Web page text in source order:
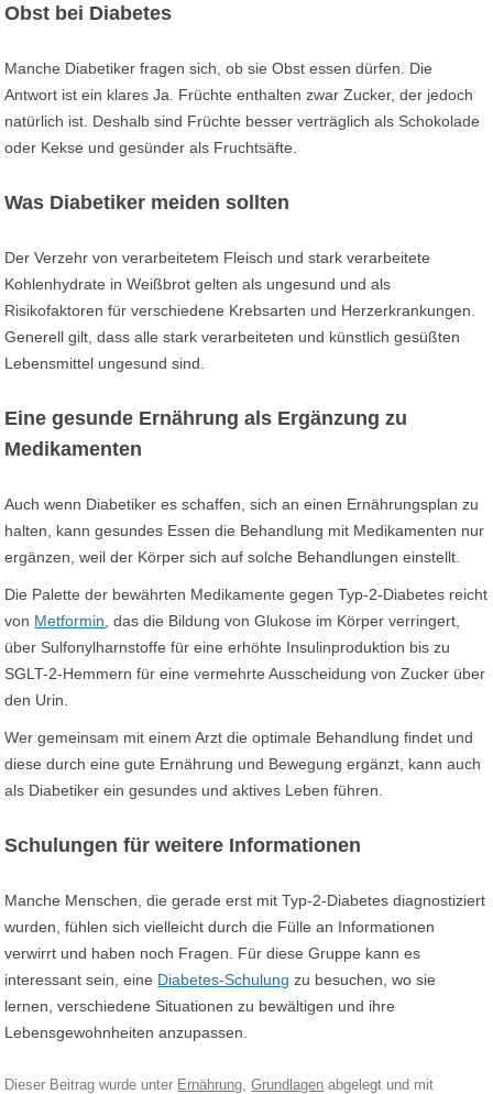
Obst bei Diabetes
Manche Diabetiker fragen sich, ob sie Obst essen dürfen. Die
Antwort ist ein klares Ja. Früchte enthalten zwar Zucker, der jedoch
natürlich ist. Deshalb sind Früchte besser verträglich als Schokolade
oder Kekse und gesünder als Fruchtsäfte.
Was Diabetiker meiden sollten
Der Verzehr von verarbeitetem Fleisch und stark verarbeitete
Kohlenhydrate in Weißbrot gelten als ungesund und als
Risikofaktoren für verschiedene Krebsarten und Herzerkrankungen.
Generell gilt, dass alle stark verarbeiteten und künstlich gesüßten
Lebensmittel ungesund sind.
Eine gesunde Ernährung als Ergänzung zu
Medikamenten
Auch wenn Diabetiker es schaffen, sich an einen Ernährungsplan zu
halten, kann gesundes Essen die Behandlung mit Medikamenten nur
ergänzen, weil der Körper sich auf solche Behandlungen einstellt.
Die Palette der bewährten Medikamente gegen Typ-2-Diabetes reicht
von Metformin , das die Bildung von Glukose im Körper verringert,
über Sulfonylharnstoffe für eine erhöhte Insulinproduktion bis zu
SGLT-2-Hemmern für eine vermehrte Ausscheidung von Zucker über
den Urin.
Wer gemeinsam mit einem Arzt die optimale Behandlung findet und
diese durch eine gute Ernährung und Bewegung ergänzt, kann auch
als Diabetiker ein gesundes und aktives Leben führen.
Schulungen für weitere Informationen
Manche Menschen, die gerade erst mit Typ-2-Diabetes diagnostiziert
wurden, fühlen sich vielleicht durch die Fülle an Informationen
verwirrt und haben noch Fragen. Für diese Gruppe kann es
interessant sein, eine Diabetes-Schulung zu besuchen, wo sie
lernen, verschiedene Situationen zu bewältigen und ihre
Lebensgewohnheiten anzupassen.
Dieser Beitrag wurde unter Ernährung,Grundlagen abgelegt und mit